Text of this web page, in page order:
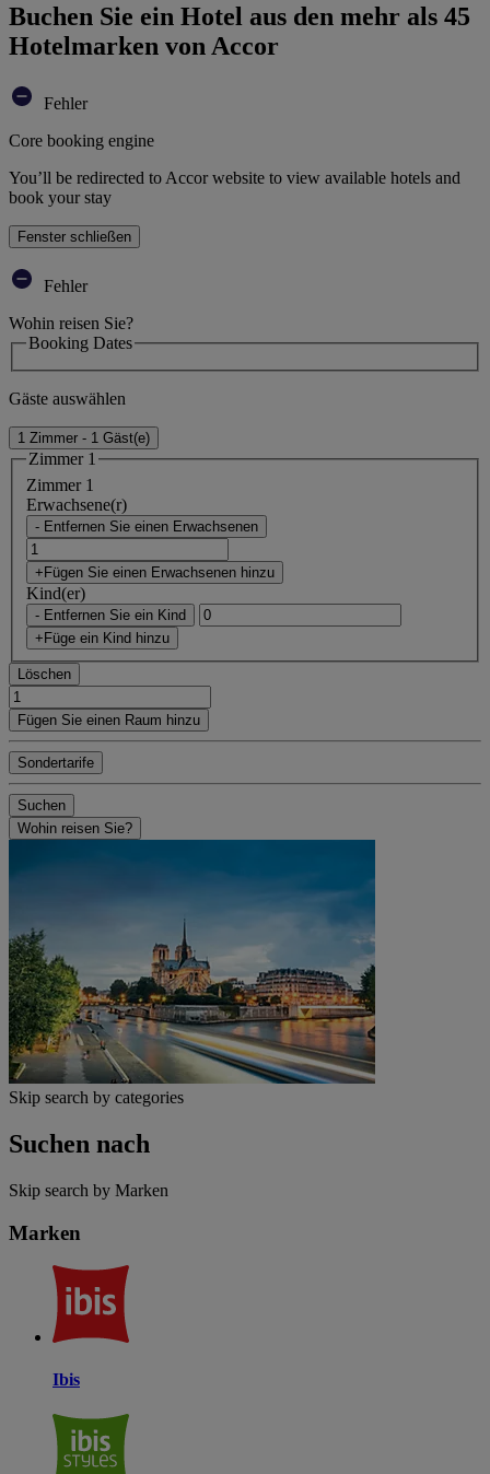
Buchen Sie ein Hotel aus den mehr als 45
Hotelmarken von Accor
Fehler
Core booking engine
You’ll be redirected to Accor website to view available hotels and
book your stay
Fenster schließen
Fehler
Wohin reisen Sie?
Booking Dates
Gäste auswählen
1 Zimmer - 1 Gäst(e)
Zimmer 1
Zimmer 1
Erwachsene(r)
- Entfernen Sie einen Erwachsenen
+Fügen Sie einen Erwachsenen hinzu
Kind(er)
- Entfernen Sie ein Kind
+Füge ein Kind hinzu
Löschen
Fügen Sie einen Raum hinzu
Sondertarife
Suchen
Wohin reisen Sie?
Skip search by categories
Suchen nach
Skip search by Marken
Marken
Ibis